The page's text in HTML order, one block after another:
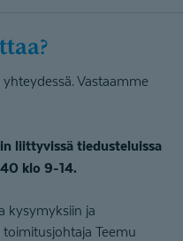
Vastaamme
liittyvissä tiedusteluissa
klo 9-14.
kysymyksiin ja
Teemu